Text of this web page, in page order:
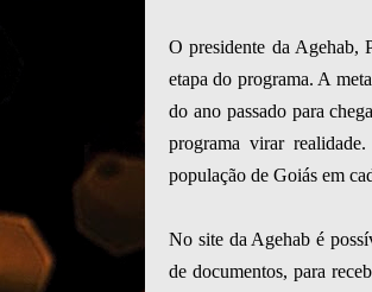
O presidente da Agehab,
etapa do programa. A
do ano passado para
programa virar
população de Goiás em
No site da Agehab é
de documentos, para